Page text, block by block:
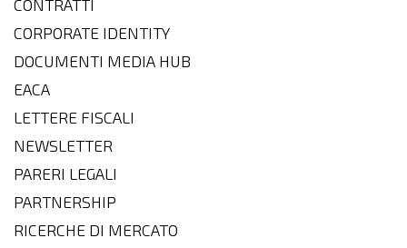
CONTRATTI
CORPORATE IDENTITY
DOCUMENTI MEDIA HUB
EACA
LETTERE FISCALI
NEWSLETTER
PARERI LEGALI
PARTNERSHIP
RICERCHE DI MERCATO